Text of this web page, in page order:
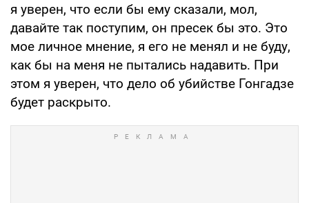
я уверен, что если бы ему сказали, мол,
давайте так поступим, он пресек бы это. Это
мое личное мнение, я его не менял и не буду,
как бы на меня не пытались надавить. При
этом я уверен, что дело об убийстве Гонгадзе
будет раскрыто.